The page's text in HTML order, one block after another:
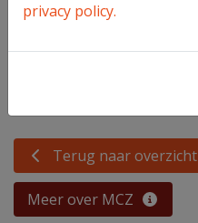
Terug naar overzicht
Meer over MCZ
privacy policy.